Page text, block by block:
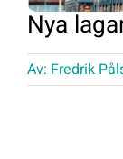
Offert Direkt
Nya
Av: Fredrik